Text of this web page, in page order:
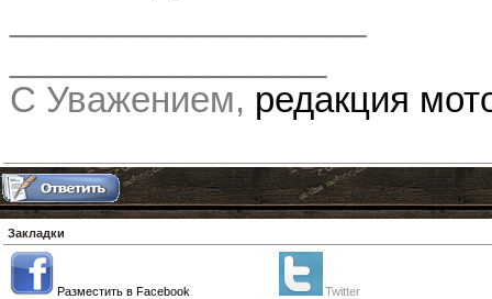
С Уважением, редакция
Закладки
Разместить в Facebook Twitter